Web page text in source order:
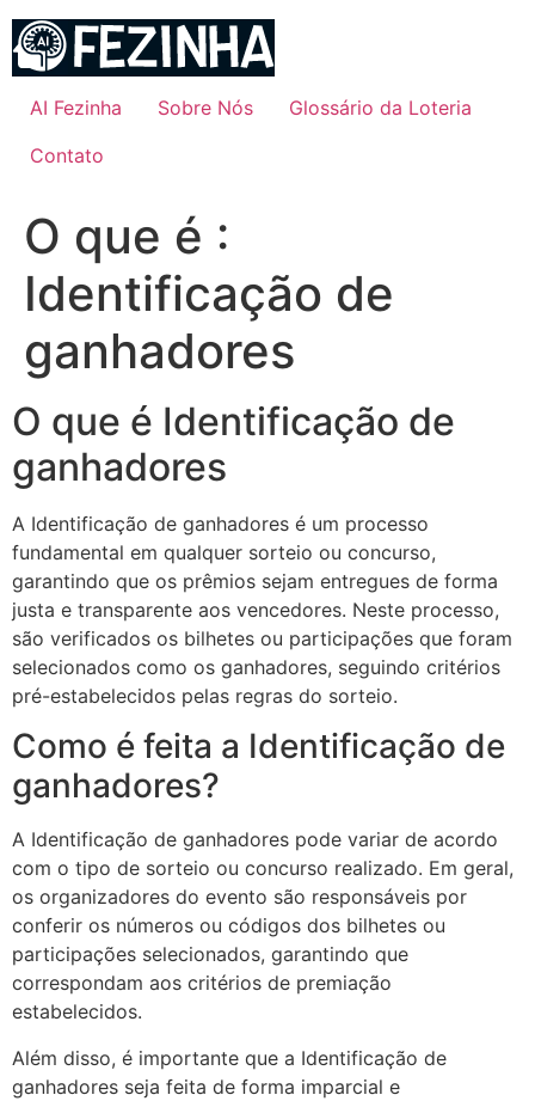
para
conteúdo
AI Fezinha Sobre Nós
Glossário da Loteria
Contato
O que é :
Identificação de
ganhadores
O que é Identificação de
ganhadores
A Identificação de ganhadores é um processo
fundamental em qualquer sorteio ou concurso,
garantindo que os prêmios sejam entregues de forma
justa e transparente aos vencedores. Neste processo,
são verificados os bilhetes ou participações que foram
selecionados como os ganhadores, seguindo critérios
pré-estabelecidos pelas regras do sorteio.
Como é feita a Identificação de
ganhadores?
A Identificação de ganhadores pode variar de acordo
com o tipo de sorteio ou concurso realizado. Em geral,
os organizadores do evento são responsáveis por
conferir os números ou códigos dos bilhetes ou
participações selecionados, garantindo que
correspondam aos critérios de premiação
estabelecidos.
Além disso, é importante que a Identificação de
ganhadores seja feita de forma imparcial e